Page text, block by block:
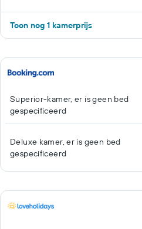
Toon nog 1 kamerprijs
Superior-kamer, er is geen bed
gespecificeerd
Deluxe kamer, er is geen bed
gespecificeerd